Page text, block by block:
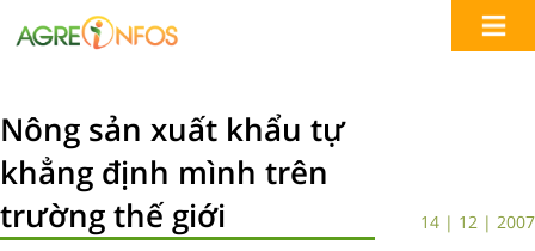
Nông sản xuất khẩu tự
khẳng định mình trên
trường thế giới
14 | 12 | 2007